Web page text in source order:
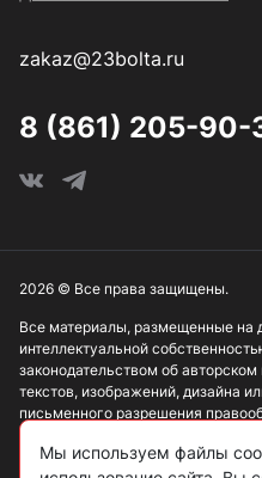
zakaz@23bolta.ru
8 (861) 205-90-
Все материалы, размещенные на
интеллектуальной
законодательством об
текстов, изображений, дизайна
письменного разрешения
Информация, представленная на
2026 © Все права защищены.
Мы используем файлы